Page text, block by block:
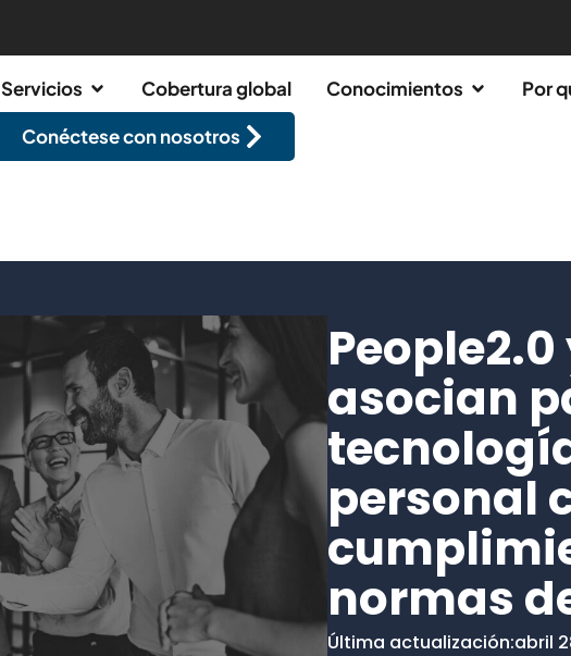
Servicios Cobertura global Conocimientos
Por
Conéctese con nosotros
asocian
personal
normas
Última actualización:abril